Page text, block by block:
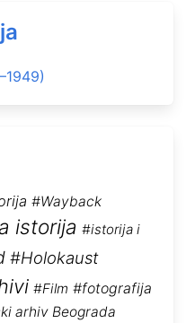
#Wayback
istorija #istorija i
#Holokaust
#Film #fotografija
arhiv Beograda